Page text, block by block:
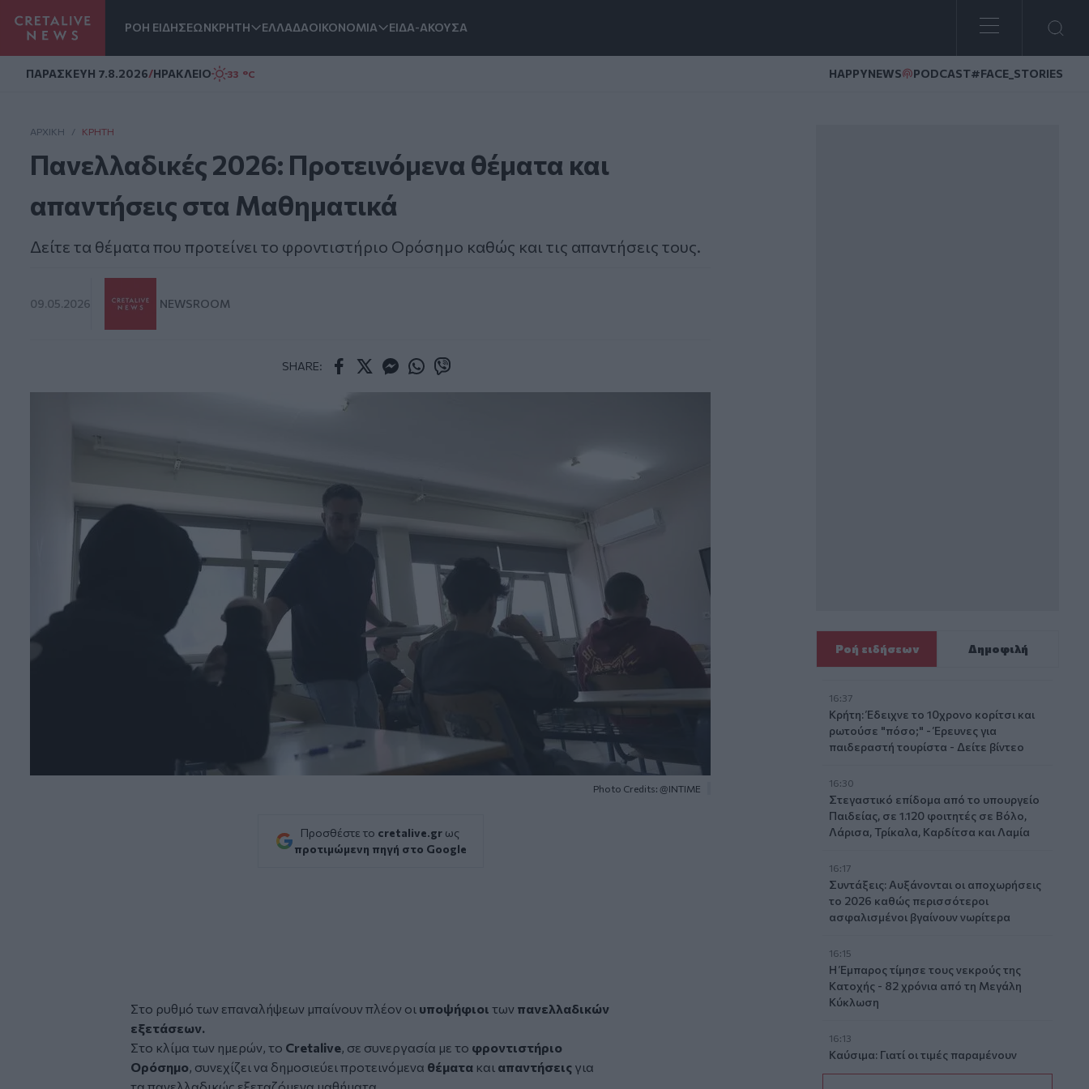
ΡΟΗ ΕΙΔΗΣΕΩΝΚΡΗΤΗ ΕΛΛΑΔΑΟΙΚΟΝΟΜΙΑ ΕΙΔΑ-ΑΚΟΥΣΑ
ΠΑΡΑΣΚΕΥΗ 7.8.2026/ΗΡΑΚΛΕΙΟ 33 °C HAPPYNEWS PODCAST#FACE_STORIES
ΑΡΧΙΚΗ / ΚΡΉΤΗ
Πανελλαδικές 2026: Προτεινόμενα θέματα και
απαντήσεις στα Μαθηματικά
Δείτε τα θέματα που προτείνει το φροντιστήριο Ορόσημο καθώς και τις απαντήσεις τους.
09.05.2026 NEWSROOM
SHARE:
Photo Credits: @INTIME
Προσθέστε το cretalive.gr ως
προτιμώμενη πηγή στο Google
Στο ρυθμό των επαναλήψεων μπαίνουν πλέον οι υποψήφιοι των πανελλαδικών
εξετάσεων.
Στο κλίμα των ημερών, το Cretalive, σε συνεργασία με το φροντιστήριο
Ορόσημο, συνεχίζει να δημοσιεύει προτεινόμενα θέματα και απαντήσεις για
Ροή ειδήσεων Δημοφιλή
16:37
Κρήτη: Έδειχνε το 10χρονο κορίτσι και
ρωτούσε "πόσο;" - Έρευνες για
παιδεραστή τουρίστα - Δείτε βίντεο
16:30
Στεγαστικό επίδομα από το υπουργείο
Παιδείας, σε 1.120 φοιτητές σε Βόλο,
Λάρισα, Τρίκαλα, Καρδίτσα και Λαμία
16:17
Συντάξεις: Αυξάνονται οι αποχωρήσεις
το 2026 καθώς περισσότεροι
ασφαλισμένοι βγαίνουν νωρίτερα
16:15
Η Έμπαρος τίμησε τους νεκρούς της
Κατοχής - 82 χρόνια από τη Μεγάλη
Κύκλωση
16:13
Καύσιμα: Γιατί οι τιμές παραμένουν
υψηλές μέσα στην περίοδο των